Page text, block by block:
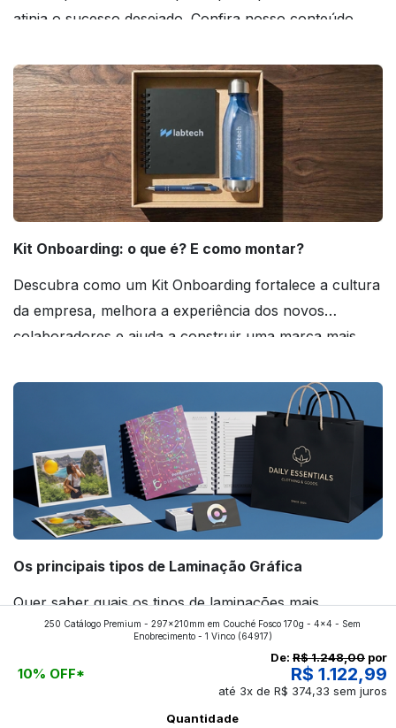
atinja o sucesso desejado. Confira nosso conteúdo
Kit Onboarding: o que é? E como montar?
Descubra como um Kit Onboarding fortalece a cultura
da empresa, melhora a experiência dos novos
colaboradores e ajuda a construir uma marca mais
Os principais tipos de Laminação Gráfica
Quer saber quais os tipos de laminações mais
aplicados nos impressos da gráfica FuturaIM? Então,
continue a leitura que vamos revelar para você!
250 Catálogo Premium - 297x210mm em Couché Fosco 170g - 4x4 - Sem
Enobrecimento - 1 Vinco(64917)
10% OFF*
De: R$ 1.248,00 por
R$ 1.122,99
até 3x de R$ 374,33 sem juros
Quantidade